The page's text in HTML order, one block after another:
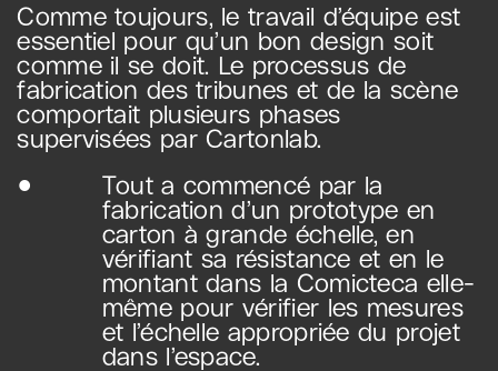
Comme toujours, le travail d’équipe est
essentiel pour qu’un bon design soit
comme il se doit. Le processus de
fabrication des tribunes et de la scène
comportait plusieurs phases
supervisées par Cartonlab.
Tout a commencé par la
fabrication d’un prototype en
carton à grande échelle, en
vérifiant sa résistance et en le
montant dans la Comicteca elle-
même pour vérifier les mesures
et l’échelle appropriée du projet
dans l’espace.